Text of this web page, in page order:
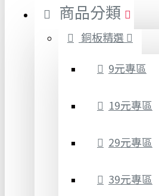
商品分類
銅板精選
9元專區
19元專區
29元專區
39元專區